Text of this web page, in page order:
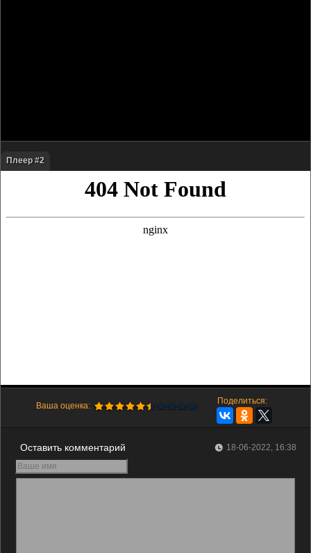
Плеер #2
Ваша оценка: Поделиться:
Оставить комментарий 18-06-2022, 16:38